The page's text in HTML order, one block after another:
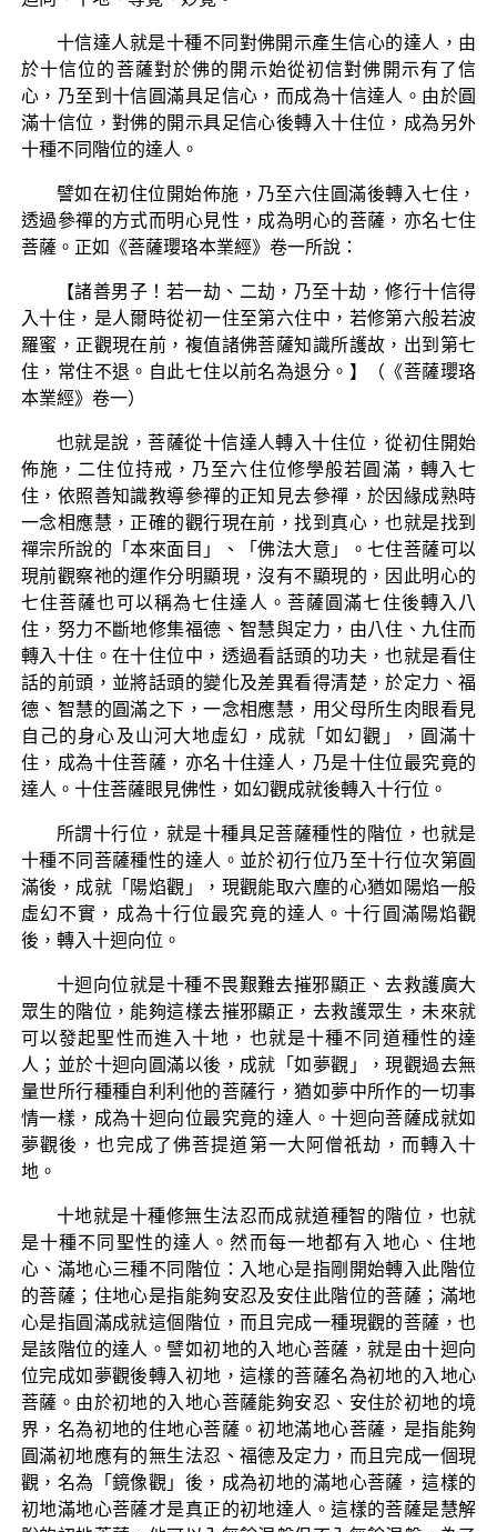
十信達人就是十種不同對佛開示產生信心的達人，由
於十信位的菩薩對於佛的開示始從初信對佛開示有了信
心，乃至到十信圓滿具足信心，而成為十信達人。由於圓
滿十信位，對佛的開示具足信心後轉入十住位，成為另外
十種不同階位的達人。
譬如在初住位開始佈施，乃至六住圓滿後轉入七住，
透過參禪的方式而明心見性，成為明心的菩薩，亦名七住
菩薩。正如《菩薩瓔珞本業經》卷一所說：
【諸善男子！若一劫、二劫，乃至十劫，修行十信得
入十住，是人爾時從初一住至第六住中，若修第六般若波
羅蜜，正觀現在前，複值諸佛菩薩知識所護故，出到第七
住，常住不退。自此七住以前名為退分。】（《菩薩瓔珞
本業經》卷一）
也就是說，菩薩從十信達人轉入十住位，從初住開始
佈施，二住位持戒，乃至六住位修學般若圓滿，轉入七
住，依照善知識教導參禪的正知見去參禪，於因緣成熟時
一念相應慧，正確的觀行現在前，找到真心，也就是找到
禪宗所說的「本來面目」、「佛法大意」。七住菩薩可以
現前觀察祂的運作分明顯現，沒有不顯現的，因此明心的
七住菩薩也可以稱為七住達人。菩薩圓滿七住後轉入八
住，努力不斷地修集福德、智慧與定力，由八住、九住而
轉入十住。在十住位中，透過看話頭的功夫，也就是看住
話的前頭，並將話頭的變化及差異看得清楚，於定力、福
德、智慧的圓滿之下，一念相應慧，用父母所生肉眼看見
自己的身心及山河大地虛幻，成就「如幻觀」，圓滿十
住，成為十住菩薩，亦名十住達人，乃是十住位最究竟的
達人。十住菩薩眼見佛性，如幻觀成就後轉入十行位。
所謂十行位，就是十種具足菩薩種性的階位，也就是
十種不同菩薩種性的達人。並於初行位乃至十行位次第圓
滿後，成就「陽焰觀」，現觀能取六塵的心猶如陽焰一般
虛幻不實，成為十行位最究竟的達人。十行圓滿陽焰觀
後，轉入十迴向位。
十迴向位就是十種不畏艱難去摧邪顯正、去救護廣大
眾生的階位，能夠這樣去摧邪顯正，去救護眾生，未來就
可以發起聖性而進入十地，也就是十種不同道種性的達
人；並於十迴向圓滿以後，成就「如夢觀」，現觀過去無
量世所行種種自利利他的菩薩行，猶如夢中所作的一切事
情一樣，成為十迴向位最究竟的達人。十迴向菩薩成就如
夢觀後，也完成了佛菩提道第一大阿僧祇劫，而轉入十
地。
十地就是十種修無生法忍而成就道種智的階位，也就
是十種不同聖性的達人。然而每一地都有入地心、住地
心、滿地心三種不同階位：入地心是指剛開始轉入此階位
的菩薩；住地心是指能夠安忍及安住此階位的菩薩；滿地
心是指圓滿成就這個階位，而且完成一種現觀的菩薩，也
是該階位的達人。譬如初地的入地心菩薩，就是由十迴向
位完成如夢觀後轉入初地，這樣的菩薩名為初地的入地心
菩薩。由於初地的入地心菩薩能夠安忍、安住於初地的境
界，名為初地的住地心菩薩。初地滿地心菩薩，是指能夠
圓滿初地應有的無生法忍、福德及定力，而且完成一個現
觀，名為「鏡像觀」後，成為初地的滿地心菩薩，這樣的
初地滿地心菩薩才是真正的初地達人。這樣的菩薩是慧解